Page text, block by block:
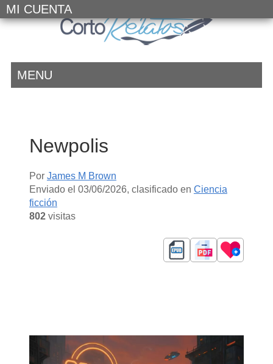
MI CUENTA
MENU
Newpolis
Por James M Brown
Enviado el 03/06/2026, clasificado en Ciencia
ficción
802visitas